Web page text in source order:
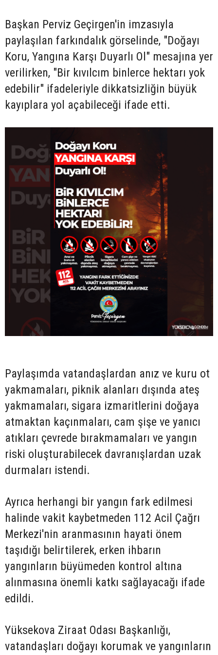
Başkan Perviz Geçirgen'in imzasıyla
paylaşılan farkındalık görselinde, "Doğayı
Koru, Yangına Karşı Duyarlı Ol" mesajına yer
verilirken, "Bir kıvılcım binlerce hektarı yok
edebilir" ifadeleriyle dikkatsizliğin büyük
kayıplara yol açabileceği ifade etti.
Paylaşımda vatandaşlardan anız ve kuru ot
yakmamaları, piknik alanları dışında ateş
yakmamaları, sigara izmaritlerini doğaya
atmaktan kaçınmaları, cam şişe ve yanıcı
atıkları çevrede bırakmamaları ve yangın
riski oluşturabilecek davranışlardan uzak
durmaları istendi.
Ayrıca herhangi bir yangın fark edilmesi
halinde vakit kaybetmeden 112 Acil Çağrı
Merkezi'nin aranmasının hayati önem
taşıdığı belirtilerek, erken ihbarın
yangınların büyümeden kontrol altına
alınmasına önemli katkı sağlayacağı ifade
edildi.
Yüksekova Ziraat Odası Başkanlığı,
vatandaşları doğayı korumak ve yangınların